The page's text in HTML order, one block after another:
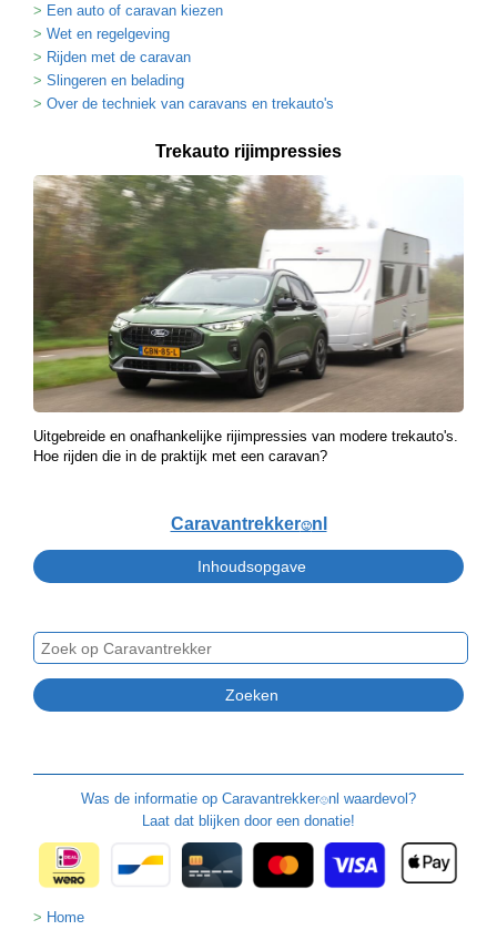
Een auto of caravan kiezen
Wet en regelgeving
Rijden met de caravan
Slingeren en belading
Over de techniek van caravans en trekauto's
Trekauto rijimpressies
Uitgebreide en onafhankelijke rijimpressies van modere trekauto's.
Hoe rijden die in de praktijk met een caravan?
Caravantrekker🙂nl
Was de informatie op Caravantrekker🙂nl waardevol?
Laat dat blijken door een donatie!
Home